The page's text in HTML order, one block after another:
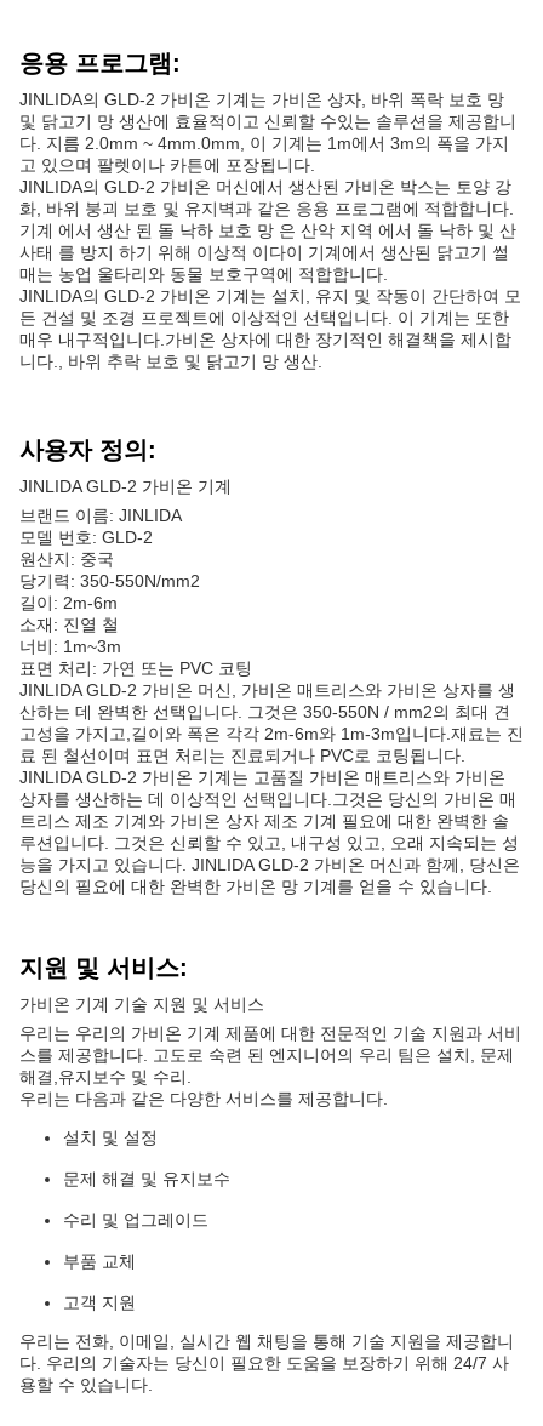
응용 프로그램:
JINLIDA의 GLD-2 가비온 기계는 가비온 상자, 바위 폭락 보호 망
및 닭고기 망 생산에 효율적이고 신뢰할 수있는 솔루션을 제공합니
다. 지름 2.0mm ~ 4mm.0mm, 이 기계는 1m에서 3m의 폭을 가지
고 있으며 팔렛이나 카튼에 포장됩니다.
JINLIDA의 GLD-2 가비온 머신에서 생산된 가비온 박스는 토양 강
화, 바위 붕괴 보호 및 유지벽과 같은 응용 프로그램에 적합합니다.
기계 에서 생산 된 돌 낙하 보호 망 은 산악 지역 에서 돌 낙하 및 산
사태 를 방지 하기 위해 이상적 이다이 기계에서 생산된 닭고기 썰
매는 농업 울타리와 동물 보호구역에 적합합니다.
JINLIDA의 GLD-2 가비온 기계는 설치, 유지 및 작동이 간단하여 모
든 건설 및 조경 프로젝트에 이상적인 선택입니다. 이 기계는 또한
매우 내구적입니다.가비온 상자에 대한 장기적인 해결책을 제시합
니다., 바위 추락 보호 및 닭고기 망 생산.
사용자 정의:
JINLIDA GLD-2 가비온 기계
브랜드 이름: JINLIDA
모델 번호: GLD-2
원산지: 중국
당기력: 350-550N/mm2
길이: 2m-6m
소재: 진열 철
너비: 1m~3m
표면 처리: 가연 또는 PVC 코팅
JINLIDA GLD-2 가비온 머신, 가비온 매트리스와 가비온 상자를 생
산하는 데 완벽한 선택입니다. 그것은 350-550N / mm2의 최대 견
고성을 가지고,길이와 폭은 각각 2m-6m와 1m-3m입니다.재료는 진
료 된 철선이며 표면 처리는 진료되거나 PVC로 코팅됩니다.
JINLIDA GLD-2 가비온 기계는 고품질 가비온 매트리스와 가비온
상자를 생산하는 데 이상적인 선택입니다.그것은 당신의 가비온 매
트리스 제조 기계와 가비온 상자 제조 기계 필요에 대한 완벽한 솔
루션입니다. 그것은 신뢰할 수 있고, 내구성 있고, 오래 지속되는 성
능을 가지고 있습니다. JINLIDA GLD-2 가비온 머신과 함께, 당신은
당신의 필요에 대한 완벽한 가비온 망 기계를 얻을 수 있습니다.
지원 및 서비스:
가비온 기계 기술 지원 및 서비스
우리는 우리의 가비온 기계 제품에 대한 전문적인 기술 지원과 서비
스를 제공합니다. 고도로 숙련 된 엔지니어의 우리 팀은 설치, 문제
해결,유지보수 및 수리.
우리는 다음과 같은 다양한 서비스를 제공합니다.
설치 및 설정
문제 해결 및 유지보수
수리 및 업그레이드
부품 교체
고객 지원
우리는 전화, 이메일, 실시간 웹 채팅을 통해 기술 지원을 제공합니
다. 우리의 기술자는 당신이 필요한 도움을 보장하기 위해 24/7 사
용할 수 있습니다.